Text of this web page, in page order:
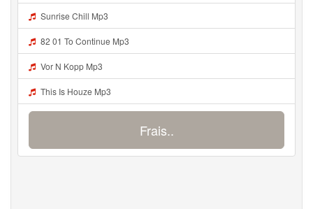
Sunrise Chill Mp3
82 01 To Continue Mp3
Vor N Kopp Mp3
This Is Houze Mp3
Frais..